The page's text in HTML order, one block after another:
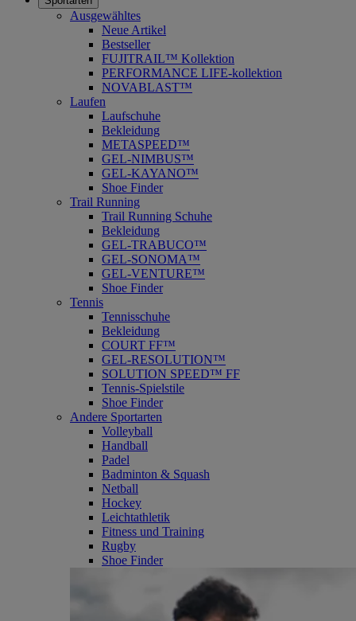
Ausgewähltes
Neue Artikel
Bestseller
FUJITRAIL™ Kollektion
PERFORMANCE LIFE-kollektion
NOVABLAST™
Laufen
Laufschuhe
Bekleidung
METASPEED™
GEL-NIMBUS™
GEL-KAYANO™
Shoe Finder
Trail Running
Trail Running Schuhe
Bekleidung
GEL-TRABUCO™
GEL-SONOMA™
GEL-VENTURE™
Shoe Finder
Tennis
Tennisschuhe
Bekleidung
COURT FF™
GEL-RESOLUTION™
SOLUTION SPEED™ FF
Tennis-Spielstile
Shoe Finder
Andere Sportarten
Volleyball
Handball
Padel
Badminton & Squash
Netball
Hockey
Leichtathletik
Fitness und Training
Rugby
Shoe Finder